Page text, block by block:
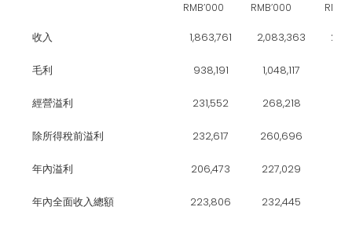
RMB’000 RMB’000
收入 1,863,761 2,083,363
毛利 938,191 1,048,117
經營溢利 231,552 268,218
除所得稅前溢利 232,617 260,696
年內溢利 206,473 227,029
年內全面收入總額 223,806 232,445